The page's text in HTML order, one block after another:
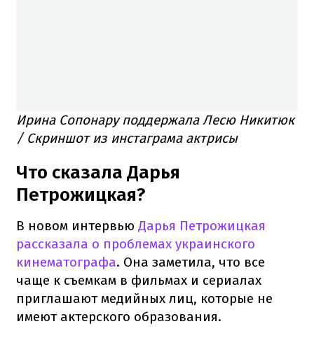
Ирина Сопонару поддержала Лесю Никитюк
/ Скриншот из инстаграма актрисы
Что сказала Дарья
Петрожицкая?
В новом интервью Дарья Петрожицкая
рассказала о проблемах украинского
кинематографа. Она заметила, что все
чаще к съемкам в фильмах и сериалах
приглашают медийных лиц, которые не
имеют актерского образования.